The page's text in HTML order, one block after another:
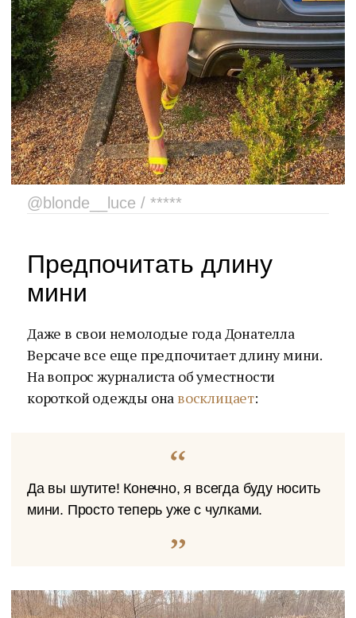
@blonde__luce / *****
Предпочитать длину
мини
Даже в свои немолодые года Донателла
Версаче все еще предпочитает длину мини.
На вопрос журналиста об уместности
короткой одежды она восклицает:
Да вы шутите! Конечно, я всегда буду носить
мини. Просто теперь уже с чулками.